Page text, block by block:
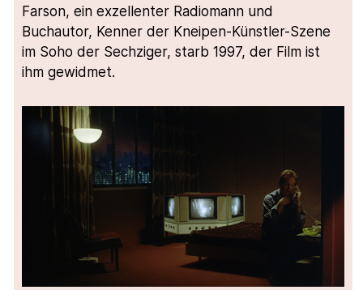
Farson, ein exzellenter Radiomann und
Buchautor, Kenner der Kneipen-Künstler-Szene
im Soho der Sechziger, starb 1997, der Film ist
ihm gewidmet.